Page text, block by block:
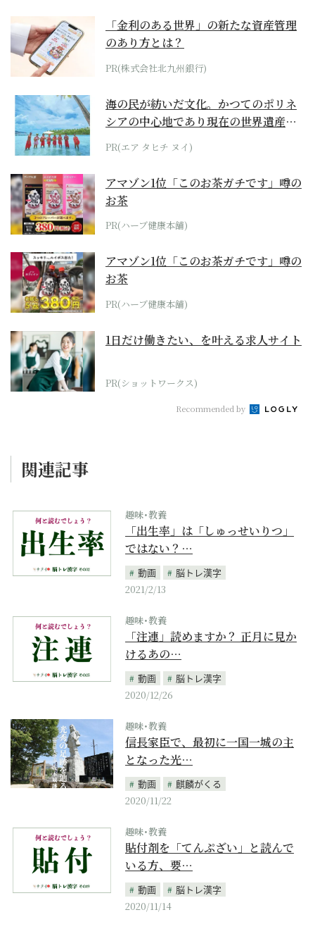
「金利のある世界」の新たな資産管理
のあり方とは？
PR(株式会社北九州銀行)
海の民が紡いだ文化。かつてのポリネ
シアの中心地であり現在の世界遺産か
らみえてくる...
PR(エア タヒチ ヌイ)
アマゾン1位「このお茶ガチです」噂の
お茶
PR(ハーブ健康本舗)
アマゾン1位「このお茶ガチです」噂の
お茶
PR(ハーブ健康本舗)
1日だけ働きたい、を叶える求人サイト
PR(ショットワークス)
Recommended by
関連記事
趣味･教養
「出生率」は「しゅっせいりつ」
ではない？…
動画
脳トレ漢字
2021/2/13
趣味･教養
「注連」読めますか？ 正月に見か
けるあの…
動画
脳トレ漢字
2020/12/26
趣味･教養
信長家臣で、最初に一国一城の主
となった光…
動画
麒麟がくる
2020/11/22
趣味･教養
貼付剤を「てんぷざい」と読んで
いる方、要…
動画
脳トレ漢字
2020/11/14